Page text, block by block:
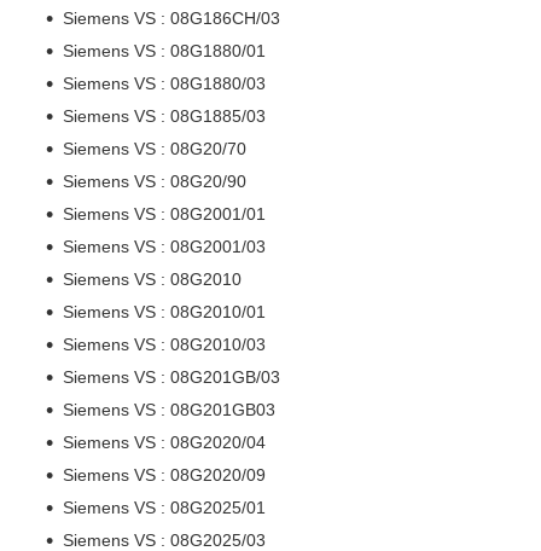
Siemens VS : 08G186CH/03
Siemens VS : 08G1880/01
Siemens VS : 08G1880/03
Siemens VS : 08G1885/03
Siemens VS : 08G20/70
Siemens VS : 08G20/90
Siemens VS : 08G2001/01
Siemens VS : 08G2001/03
Siemens VS : 08G2010
Siemens VS : 08G2010/01
Siemens VS : 08G2010/03
Siemens VS : 08G201GB/03
Siemens VS : 08G201GB03
Siemens VS : 08G2020/04
Siemens VS : 08G2020/09
Siemens VS : 08G2025/01
Siemens VS : 08G2025/03